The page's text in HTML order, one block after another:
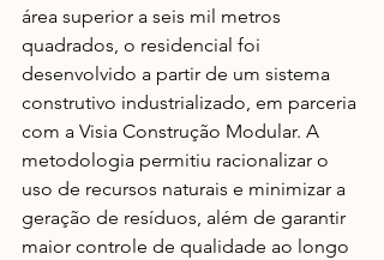
área superior a seis mil metros
quadrados, o residencial foi
desenvolvido a partir de um sistema
construtivo industrializado, em parceria
com a Visia Construção Modular. A
metodologia permitiu racionalizar o
uso de recursos naturais e minimizar a
geração de resíduos, além de garantir
maior controle de qualidade ao longo